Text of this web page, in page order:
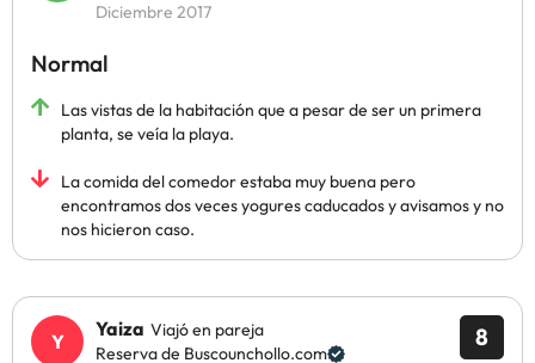
Diciembre 2017
Normal
Las vistas de la habitación que a pesar de ser un primera
planta, se veía la playa.
La comida del comedor estaba muy buena pero
encontramos dos veces yogures caducados y avisamos y no
nos hicieron caso.
8
Yaiza Viajó en pareja
Reserva de Buscounchollo.com